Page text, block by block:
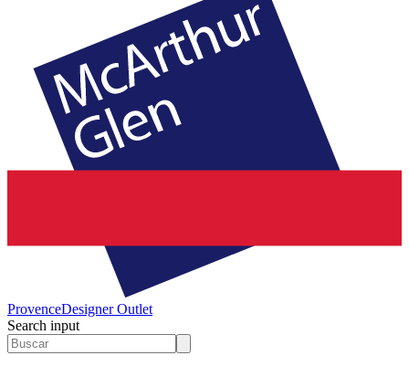
ProvenceDesigner Outlet
Search input